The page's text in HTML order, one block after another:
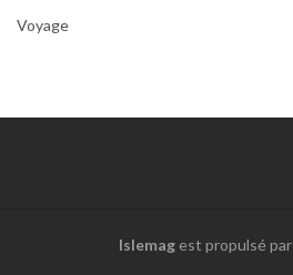
Voyage
Islemagest propulsé par